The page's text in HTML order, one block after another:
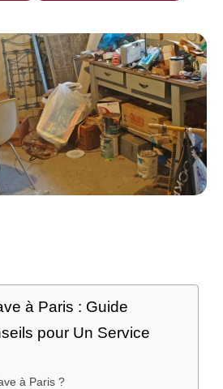
à Paris : Guide
pour Un Service
à Paris ?